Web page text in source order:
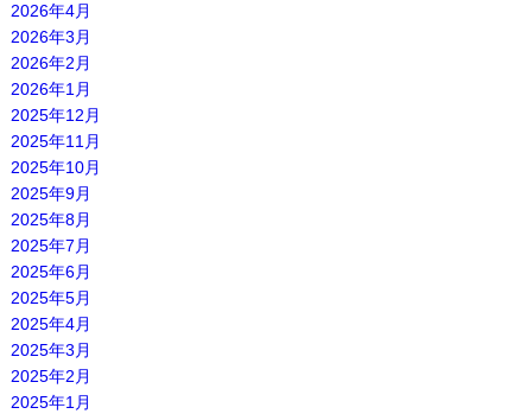
2026年4月
2026年3月
2026年2月
2026年1月
2025年12月
2025年11月
2025年10月
2025年9月
2025年8月
2025年7月
2025年6月
2025年5月
2025年4月
2025年3月
2025年2月
2025年1月